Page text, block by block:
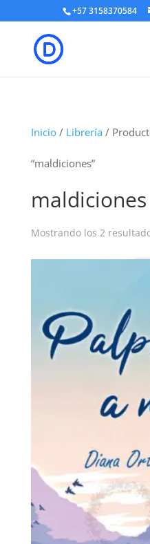
+57 3158370584
Inicio/ Librería /
“maldiciones”
maldiciones
Mostrando los 2